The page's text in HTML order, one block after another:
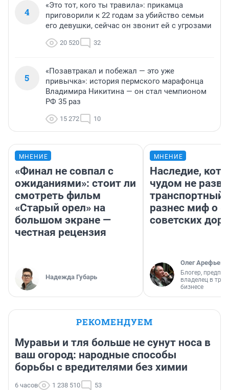
4
«Это тот, кого ты травила»: прикамца
приговорили к 22 годам за убийство семьи
его девушки, сейчас он звонит ей с угрозами
20 520 32
5
«Позавтракал и побежал — это уже
привычка»: история пермского марафонца
Владимира Никитина — он стал чемпионом
РФ 35 раз
15 272 10
МНЕНИЕ
«Финал не совпал с
ожиданиями»: стоит ли
смотреть фильм
«Старый орел» на
большом экране —
честная рецензия
Надежда Губарь
МНЕНИЕ
Наследие,
чудом не
транспортный
разнес миф о
советских
Олег Арефьев
Блогер,
владелец в
бизнесе
РЕКОМЕНДУЕМ
Муравьи и тля больше не сунут носа в
ваш огород: народные способы
борьбы с вредителями без химии
6 часов 1 238 510 53